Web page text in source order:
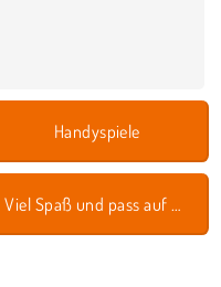
Handyspiele
Viel Spaß und pass auf dich auf!